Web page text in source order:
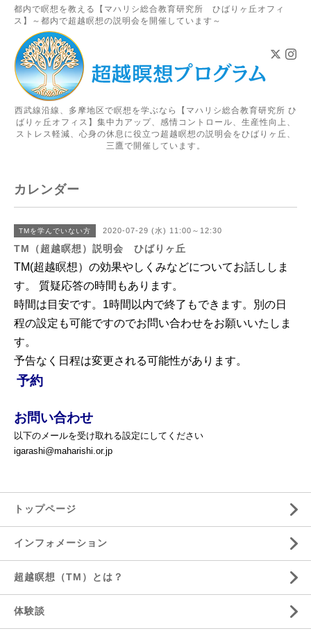
都内で瞑想を教える【マハリシ総合教育研究所 ひばりヶ丘オフィ
ス】～都内で超越瞑想の説明会を開催しています～
西武線沿線、多摩地区で瞑想を学ぶなら【マハリシ総合教育研究所 ひ
ばりヶ丘オフィス】集中力アップ、感情コントロール、生産性向上、
ストレス軽減、心身の休息に役立つ超越瞑想の説明会をひばりヶ丘、
三鷹で開催しています。
カレンダー
TMを学んでいない方 2020-07-29 (水) 11:00～12:30
TM（超越瞑想）説明会 ひばりヶ丘
TM(超越瞑想）の効果やしくみなどについてお話ししま
す。 質疑応答の時間もあります。
時間は目安です。1時間以内で終了もできます。別の日
程の設定も可能ですのでお問い合わせをお願いいたしま
す。
予告なく日程は変更される可能性があります。
予約
お問い合わせ
以下のメールを受け取れる設定にしてください
igarashi@maharishi.or.jp
トップページ
インフォメーション
超越瞑想（TM）とは？
体験談